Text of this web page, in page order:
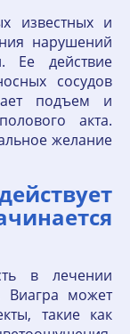
известных и
нарушений
Ее действие
сосудов
подъем и
акта.
желание
в лечении
Виагра может
такие как